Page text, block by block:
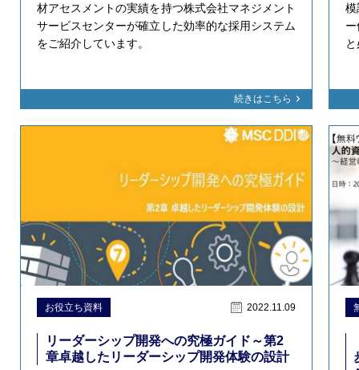
材アセスメントの実績を持つ株式会社マネジメント
サービスセンターが確立した効率的な採用システム
をご紹介しています。
続きはこちら
模
お役立ち資料 2022.11.09
リーダーシップ開発への究極ガイド～第2
章卓越したリーダーシップ開発体験の設計